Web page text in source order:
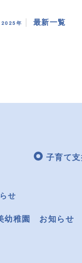
2025年 最新一覧
せ
子育て
幼稚園 お知らせ